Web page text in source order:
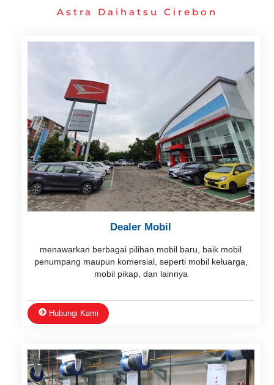
Astra Daihatsu Cirebon
Dealer Mobil
menawarkan berbagai pilihan mobil baru, baik mobil
penumpang maupun komersial, seperti mobil keluarga,
mobil pikap, dan lainnya
Hubungi Kami